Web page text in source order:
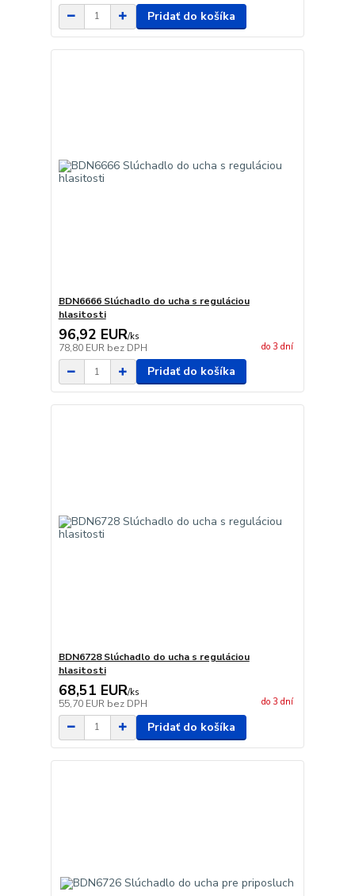
Pridať do košíka
BDN6666 Slúchadlo do ucha s reguláciou
hlasitosti
96,92 EUR/ks
78,80 EUR bez DPH do 3 dní
Pridať do košíka
BDN6728 Slúchadlo do ucha s reguláciou
hlasitosti
68,51 EUR/ks
55,70 EUR bez DPH do 3 dní
Pridať do košíka